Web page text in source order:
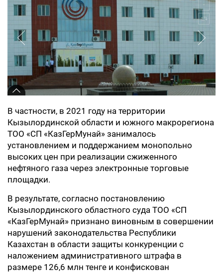
В частности, в 2021 году на территории
Кызылординской области и южного макрорегиона
ТОО «СП «КазГерМунай» занималось
установлением и поддержанием монопольно
высоких цен при реализации сжиженного
нефтяного газа через электронные торговые
площадки.
В результате, согласно постановлению
Кызылординского областного суда ТОО «СП
«КазГерМунай» признано виновным в совершении
нарушений законодательства Республики
Казахстан в области защиты конкуренции с
наложением административного штрафа в
размере 126,6 млн тенге и конфискован